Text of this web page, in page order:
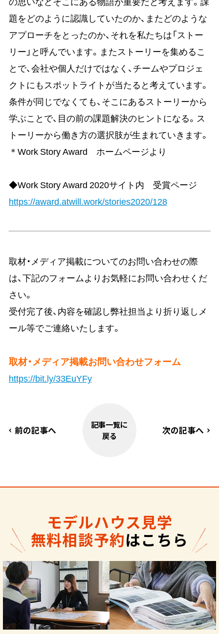
題をどのように認識していたのか、またどのような
アプローチをとったのか、それを私たちは「ストー
リー」と呼んでいます。またストーリーを集めるこ
とで、会社や個人だけではなく、チームやプロジェ
クトにもスポットライトが当たると考えています。
条件が同じでなくても、そこにあるストーリーから
学ぶことで、目の前の課題解決のヒントになる。ス
トーリーから働き方の選択肢が生まれていきます。
＊Work Story Award ホームページより
◆Work Story Award 2020サイト内 受賞ページ
https://award.atwill.work/stories2020/128
取材・メディア掲載についてのお問い合わせの際
は、下記のフォームよりお気軽にお問い合わせくだ
さい。
受付完了後、内容を確認し弊社担当より折り返しメ
ール等でご連絡いたします。
取材・メディア掲載お問い合わせフォーム
https://bit.ly/33EuYFy
前の記事へ
記事一覧に
戻る
次の記事へ
モデルハウス見学
無料相談予約はこちら